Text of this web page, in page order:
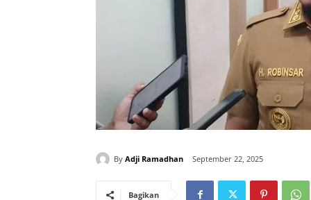
By Adji Ramadhan September 22, 2025
Bagikan